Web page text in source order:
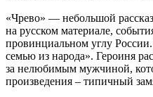
«Чрево» — небольшой
на русском материале,
провинциальном углу
семью из народа». Героиня
за нелюбимым мужчиной,
произведения – типичный